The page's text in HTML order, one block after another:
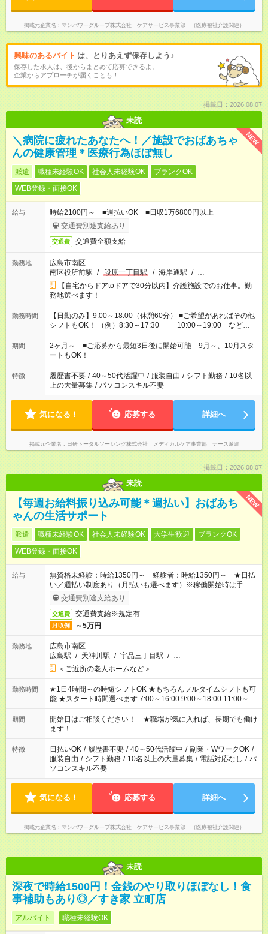
掲載元企業名 マンパワーグループ株式会社 ケアサービス事業部 （医療福祉介護関連）
興味のあるバイト は、とりあえず保存しよう♪
保存した求人は、後からまとめて応募できるよ。
企業からアプローチが届くことも！
掲載日：2026.08.07
未読
NEW
＼病院に疲れたあなたへ！／施設でおばあちゃ
んの健康管理＊医療行為ほぼ無し
派遣 職種未経験OK 社会人未経験OK
ブランクOK
WEB登録・面接OK
給与
時給2100円～ ■週払いOK ■日収1万6800円以上
交通費別途支給あり
交通費 交通費全額支給
勤務地
広島市南区
南区役所前駅 / 段原一丁目駅 / 海岸通駅 / …
【自宅からドアtoドアで30分以内】介護施設でのお仕事。勤
務地選べます！
勤務時間
【日勤のみ】9:00～18:00（休憩60分） ■ご希望があればその他
シフトもOK！ （例）8:30～17:30 10:00～19:00 など
「家族とお休みを合わせたい」 「できれば残業はしたくない」
など、あなたのご希望に沿ったお仕事をご紹介します！ ※Wワ
ーク希望の方へ 今ご覧のお仕事で希望する勤務時間と、もう1つ
のお仕事の勤務時間。 合計で週40時間を超える場合は応募でき
ません
期間
2ヶ月～ ■ご応募から最短3日後に開始可能 9月～、10月スタ
ートもOK！
特徴 履歴書不要 / 40～50代活躍中 / 服装自由 / シフト勤務 / 10名以
上の大量募集 / パソコンスキル不要
気になる！ 応募する 詳細へ
掲載元企業名 日研トータルソーシング株式会社 メディカルケア事業部 ナース派遣
掲載日：2026.08.07
未読
NEW
【毎週お給料振り込み可能＊週払い】おばあち
ゃんの生活サポート
派遣 職種未経験OK 社会人未経験OK 大学生歓迎
ブランクOK
WEB登録・面接OK
給与
無資格未経験：時給1350円～ 経験者：時給1350円～ ★日払
い／週払い制度あり（月払いも選べます）※稼働開始時は手続き
完了次第のお支払いとなります。
交通費別途支給あり
交通費 交通費支給※規定有
月収例 ～5万円
勤務地
広島市南区
広島駅 / 天神川駅 / 宇品三丁目駅 / …
＜ご近所の老人ホームなど＞
勤務時間
★1日4時間～の時短シフトOK ★もちろんフルタイムシフトも可
能 ★スタート時間選べます 7:00～16:00 9:00～18:00 11:00～
20:00 など 残業なし！ ※Wワークの場合、他のお仕事と合わせ
週40時間超の就業はご案内できません ※法令に基づき、週20時
間以上勤務は社会保険への加入対象となります ※労働者派遣法
（日雇い派遣の原則禁止）により、短時間・短期間の就業はご
案内が難しい場合があります
期間
開始日はご相談ください！ ★職場が気に入れば、長期でも働け
ます！
特徴 日払いOK / 履歴書不要 / 40～50代活躍中 / 副業・WワークOK /
服装自由 / シフト勤務 / 10名以上の大量募集 / 電話対応なし / パ
ソコンスキル不要
気になる！ 応募する 詳細へ
掲載元企業名 マンパワーグループ株式会社 ケアサービス事業部 （医療福祉介護関連）
未読
深夜で時給1500円！金銭のやり取りほぼなし！食
事補助もあり◎／すき家 立町店
アルバイト 職種未経験OK